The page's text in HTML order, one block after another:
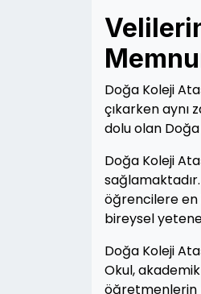
Doğa Koleji
çıkarken aynı
dolu olan
Doğa Koleji
öğrencilere en
bireysel
Doğa Koleji
Okul,
öğretmenlerin